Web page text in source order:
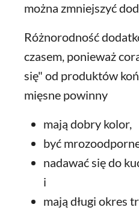
można zmniejszyć
Różnorodność
czasem, ponieważ
się" od produktów
mięsne powinny
mają dobry kolor,
być
nadawać się do
i
mają długi okres